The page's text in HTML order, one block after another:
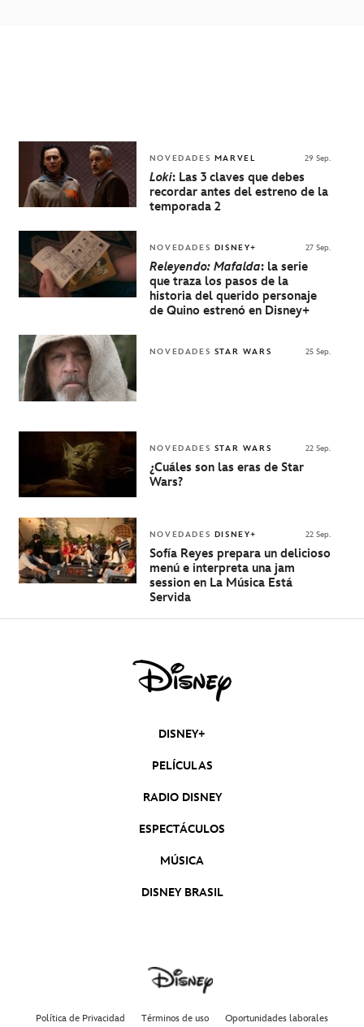
NOVEDADES MARVEL 29 Sep.
Loki: Las 3 claves que debes
recordar antes del estreno de la
temporada 2
NOVEDADES DISNEY+ 27 Sep.
Releyendo: Mafalda: la serie
que traza los pasos de la
historia del querido personaje
de Quino estrenó en Disney+
NOVEDADES STAR WARS 25 Sep.
NOVEDADES STAR WARS 22 Sep.
¿Cuáles son las eras de Star
Wars?
NOVEDADES DISNEY+ 22 Sep.
Sofía Reyes prepara un delicioso
menú e interpreta una jam
session en La Música Está
Servida
DISNEY+
PELÍCULAS
RADIO DISNEY
ESPECTÁCULOS
MÚSICA
DISNEY BRASIL
Política de Privacidad Términos de uso Oportunidades laborales